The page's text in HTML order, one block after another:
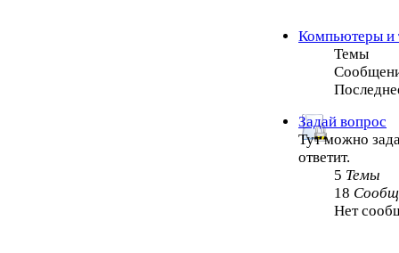
Компьютеры и
Темы
Задай вопрос
Тут можно
ответит.
5 Темы
18
Нет